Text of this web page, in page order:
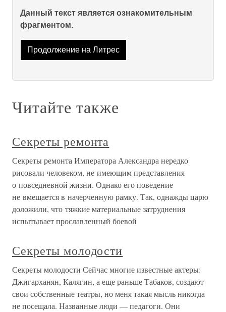
Данный текст является ознакомительным
фрагментом.
Продолжение на Литрес
Читайте также
Секреты ремонта
Секреты ремонта Императора Александра нередко
рисовали человеком, не имеющим представления
о повседневной жизни. Однако его поведение
не вмещается в начерченную рамку. Так, однажды царю
доложили, что тяжкие материальные затруднения
испытывает прославленный боевой
Секреты молодости
Секреты молодости Сейчас многие известные актеры:
Джигарханян, Калягин, а еще раньше Табаков, создают
свои собственные театры, но меня такая мысль никогда
не посещала. Названные люди — педагоги. Они